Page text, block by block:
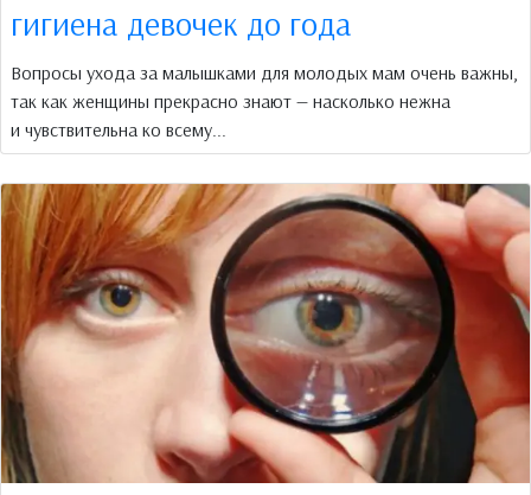
гигиена девочек до года
Вопросы ухода за малышками для молодых мам очень важны,
так как женщины прекрасно знают — насколько нежна
и чувствительна ко всему...